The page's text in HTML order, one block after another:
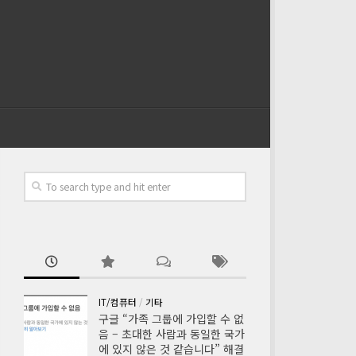
IT/컴퓨터 / 기타
구글 “가족 그룹에 가입할 수 없
음 – 초대한 사람과 동일한 국가
에 있지 않은 것 같습니다” 해결